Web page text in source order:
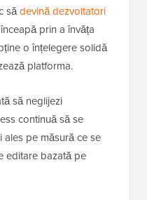
sădevină dezvoltatori
prin a învăța
o înțelegere solidă
platforma.
să neglijezi
continuă să se
ales pe măsură ce se
editare bazată pe